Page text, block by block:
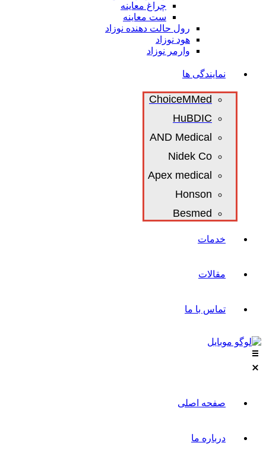
چراغ معاینه
ست معاینه
رول حالت دهنده نوزاد
هود نوزاد
وارمر نوزاد
نمایندگی ها
ChoiceMMed
HuBDIC
AND Medical
Nidek Co
Apex medical
Honson
Besmed
خدمات
مقالات
تماس با ما
صفحه اصلی
درباره ما